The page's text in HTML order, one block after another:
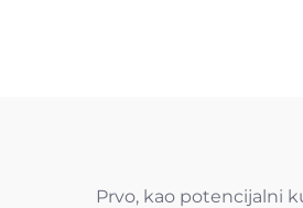
Prvo, kao potencijalni